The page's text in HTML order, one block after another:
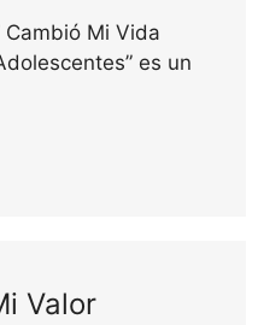
Cambió Mi Vida
es un
Valor